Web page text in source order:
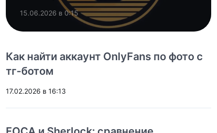
15.06.2026 в 0:15
Как найти аккаунт OnlyFans по фото с
тг-ботом
17.02.2026 в 16:13